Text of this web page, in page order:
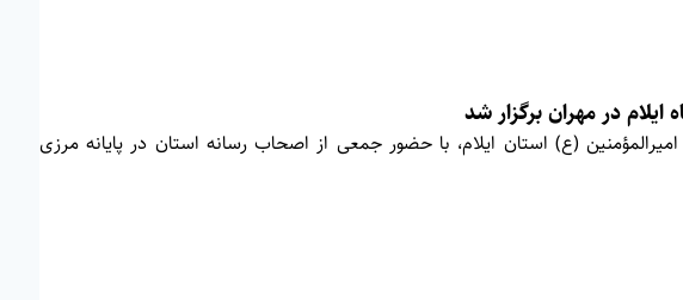
در مهران برگزار شد
(ع) استان ایلام، با حضور جمعی از اصحاب رسانه استان در پایانه مرزی